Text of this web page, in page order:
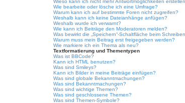
Wie bearbeite oder lösche ich eine Umfrage?
Warum kann ich auf bestimmte Foren nicht zugreifen?
Weshalb kann ich keine Dateianhänge anfügen?
Weshalb wurde ich verwarnt?
Wie kann ich Beiträge den Moderatoren melden?
Was bewirkt die „Speichern“-Schaltfläche beim
Warum muss mein Beitrag erst freigegeben werden?
Wie markiere ich ein Thema als neu?
Textformatierung und Thementypen
Was ist BBCode?
Kann ich HTML benutzen?
Was sind Smileys?
Kann ich Bilder in meine Beiträge einfügen?
Was sind globale Bekanntmachungen?
Was sind Bekanntmachungen?
Was sind wichtige Themen?
Was sind geschlossene Themen?
Was sind Themen-Symbole?